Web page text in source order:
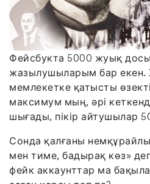
Фейсбукта 5000 жуық
жазылушыларым бар екен.
мемлекетке қатысты
максимум мың, әрі
шығады, пікір айтушылар
Сонда қалғаны
мен тиме, бадырақ көз»
фейк аккаунттар ма